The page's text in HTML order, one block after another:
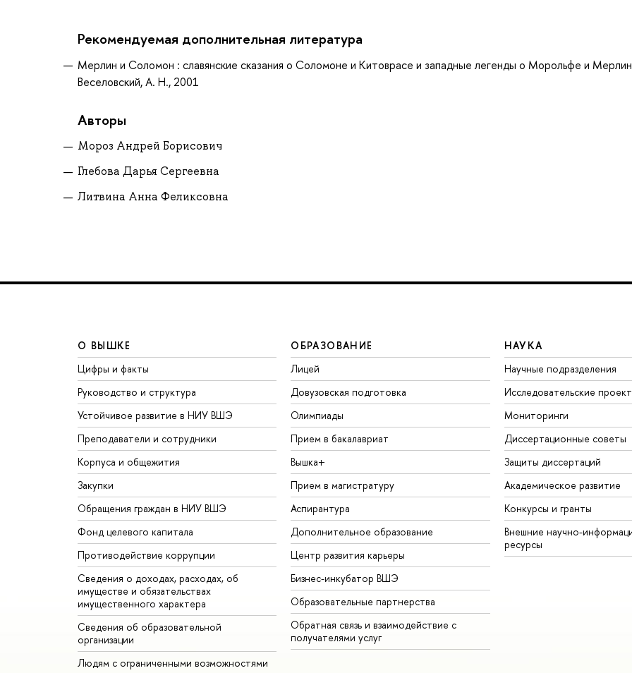
Рекомендуемая дополнительная литература
Мерлин и Соломон : славянские сказания о Соломоне и Китоврасе и западные легенды о Морольфе и
Веселовский, А. Н., 2001
Авторы
Мороз Андрей Борисович
Глебова Дарья Сергеевна
Литвина Анна Феликсовна
О ВЫШКЕ
Цифры и факты
Руководство и структура
Устойчивое развитие в НИУ ВШЭ
Преподаватели и сотрудники
Корпуса и общежития
Закупки
Обращения граждан в НИУ ВШЭ
Фонд целевого капитала
Противодействие коррупции
Сведения о доходах, расходах, об
имуществе и обязательствах
имущественного характера
Сведения об образовательной
организации
Людям с ограниченными возможностями
ОБРАЗОВАНИЕ
Лицей
Довузовская подготовка
Олимпиады
Прием в бакалавриат
Вышка+
Прием в магистратуру
Аспирантура
Дополнительное образование
Центр развития карьеры
Бизнес-инкубатор ВШЭ
Образовательные партнерства
Обратная связь и взаимодействие с
получателями услуг
НАУКА
Научные подразделения
Исследовательские
Мониторинги
Диссертационные советы
Защиты диссертаций
Академическое развитие
Конкурсы и гранты
Внешние научно-
ресурсы